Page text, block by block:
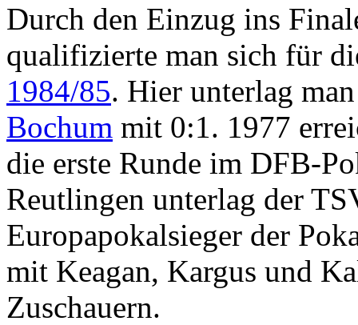
Durch den Einzug ins
qualifizierte man sich für
1984/85. Hier unterlag
Bochum mit 0:1. 1977
die erste Runde im DFB-
Reutlingen unterlag der
Europapokalsieger der
mit Keagan, Kargus und
Zuschauern.